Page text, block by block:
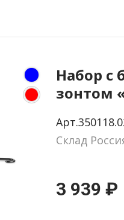
Набор с
зонтом
Склад
3 939 ₽